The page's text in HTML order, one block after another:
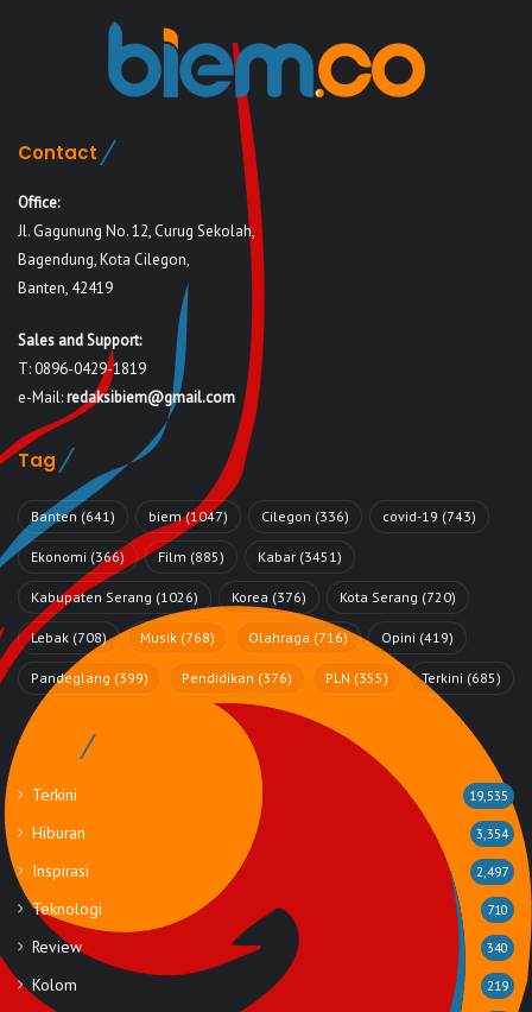
Contact
Office:
Jl. Gagunung No. 12, Curug Sekolah,
Bagendung, Kota Cilegon,
Banten, 42419
Sales and Support:
T: 0896-0429-1819
e-Mail:redaksibiem@gmail.com
Tag
Banten (641) biem(1047) Cilegon (336) covid-19 (743)
Ekonomi (366) Film (885) Kabar (3451)
Kabupaten Serang (1026) Korea (376) Kota Serang (720)
Lebak (708) Musik (768) Olahraga (716) Opini (419)
Pandeglang (399) Pendidikan (376) PLN (355) Terkini (685)
Rubrik
Terkini 19,535
Hiburan 3,354
Inspirasi 2,497
Teknologi 710
Review 340
Kolom 219